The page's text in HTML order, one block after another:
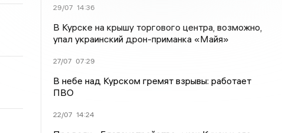
29/07 14:36
В Курске на крышу торгового центра, возможно,
упал украинский дрон-приманка «Майя»
27/07 07:29
В небе над Курском гремят взрывы: работает
ПВО
22/07 14:24